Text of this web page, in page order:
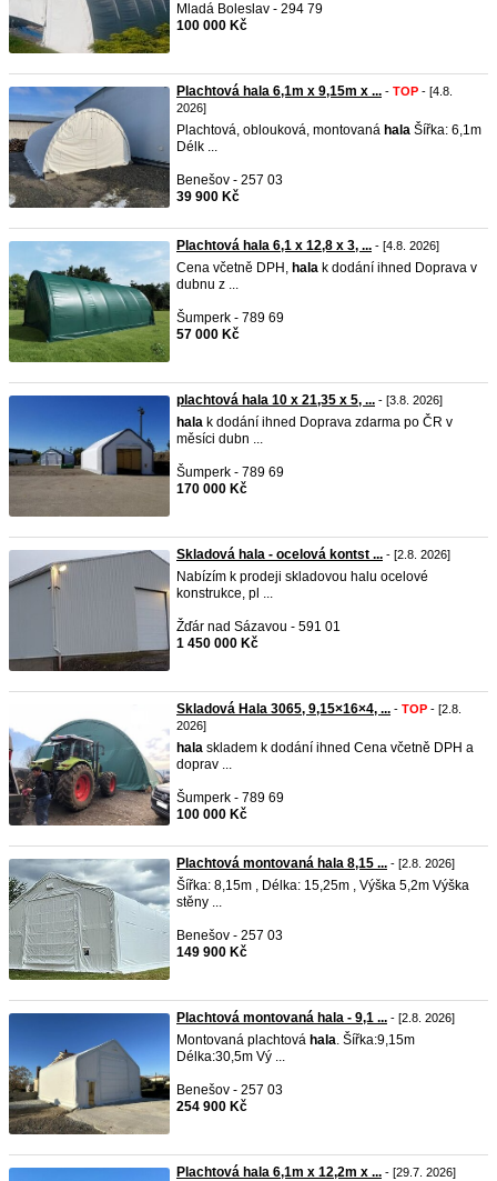
Mladá Boleslav - 294 79
100 000 Kč
Plachtová hala 6,1m x 9,15m x ... - TOP - [4.8.
2026]
Plachtová, oblouková, montovaná hala Šířka: 6,1m
Délk ...
Benešov - 257 03
39 900 Kč
Plachtová hala 6,1 x 12,8 x 3, ... - [4.8. 2026]
Cena včetně DPH, hala k dodání ihned Doprava v
dubnu z ...
Šumperk - 789 69
57 000 Kč
plachtová hala 10 x 21,35 x 5, ... - [3.8. 2026]
hala k dodání ihned Doprava zdarma po ČR v
měsíci dubn ...
Šumperk - 789 69
170 000 Kč
Skladová hala - ocelová kontst ... - [2.8. 2026]
Nabízím k prodeji skladovou halu ocelové
konstrukce, pl ...
Žďár nad Sázavou - 591 01
1 450 000 Kč
Skladová Hala 3065, 9,15×16×4, ... - TOP - [2.8.
2026]
hala skladem k dodání ihned Cena včetně DPH a
doprav ...
Šumperk - 789 69
100 000 Kč
Plachtová montovaná hala 8,15 ... - [2.8. 2026]
Šířka: 8,15m , Délka: 15,25m , Výška 5,2m Výška
stěny ...
Benešov - 257 03
149 900 Kč
Plachtová montovaná hala - 9,1 ... - [2.8. 2026]
Montovaná plachtová hala. Šířka:9,15m
Délka:30,5m Vý ...
Benešov - 257 03
254 900 Kč
Plachtová hala 6,1m x 12,2m x ... - [29.7. 2026]